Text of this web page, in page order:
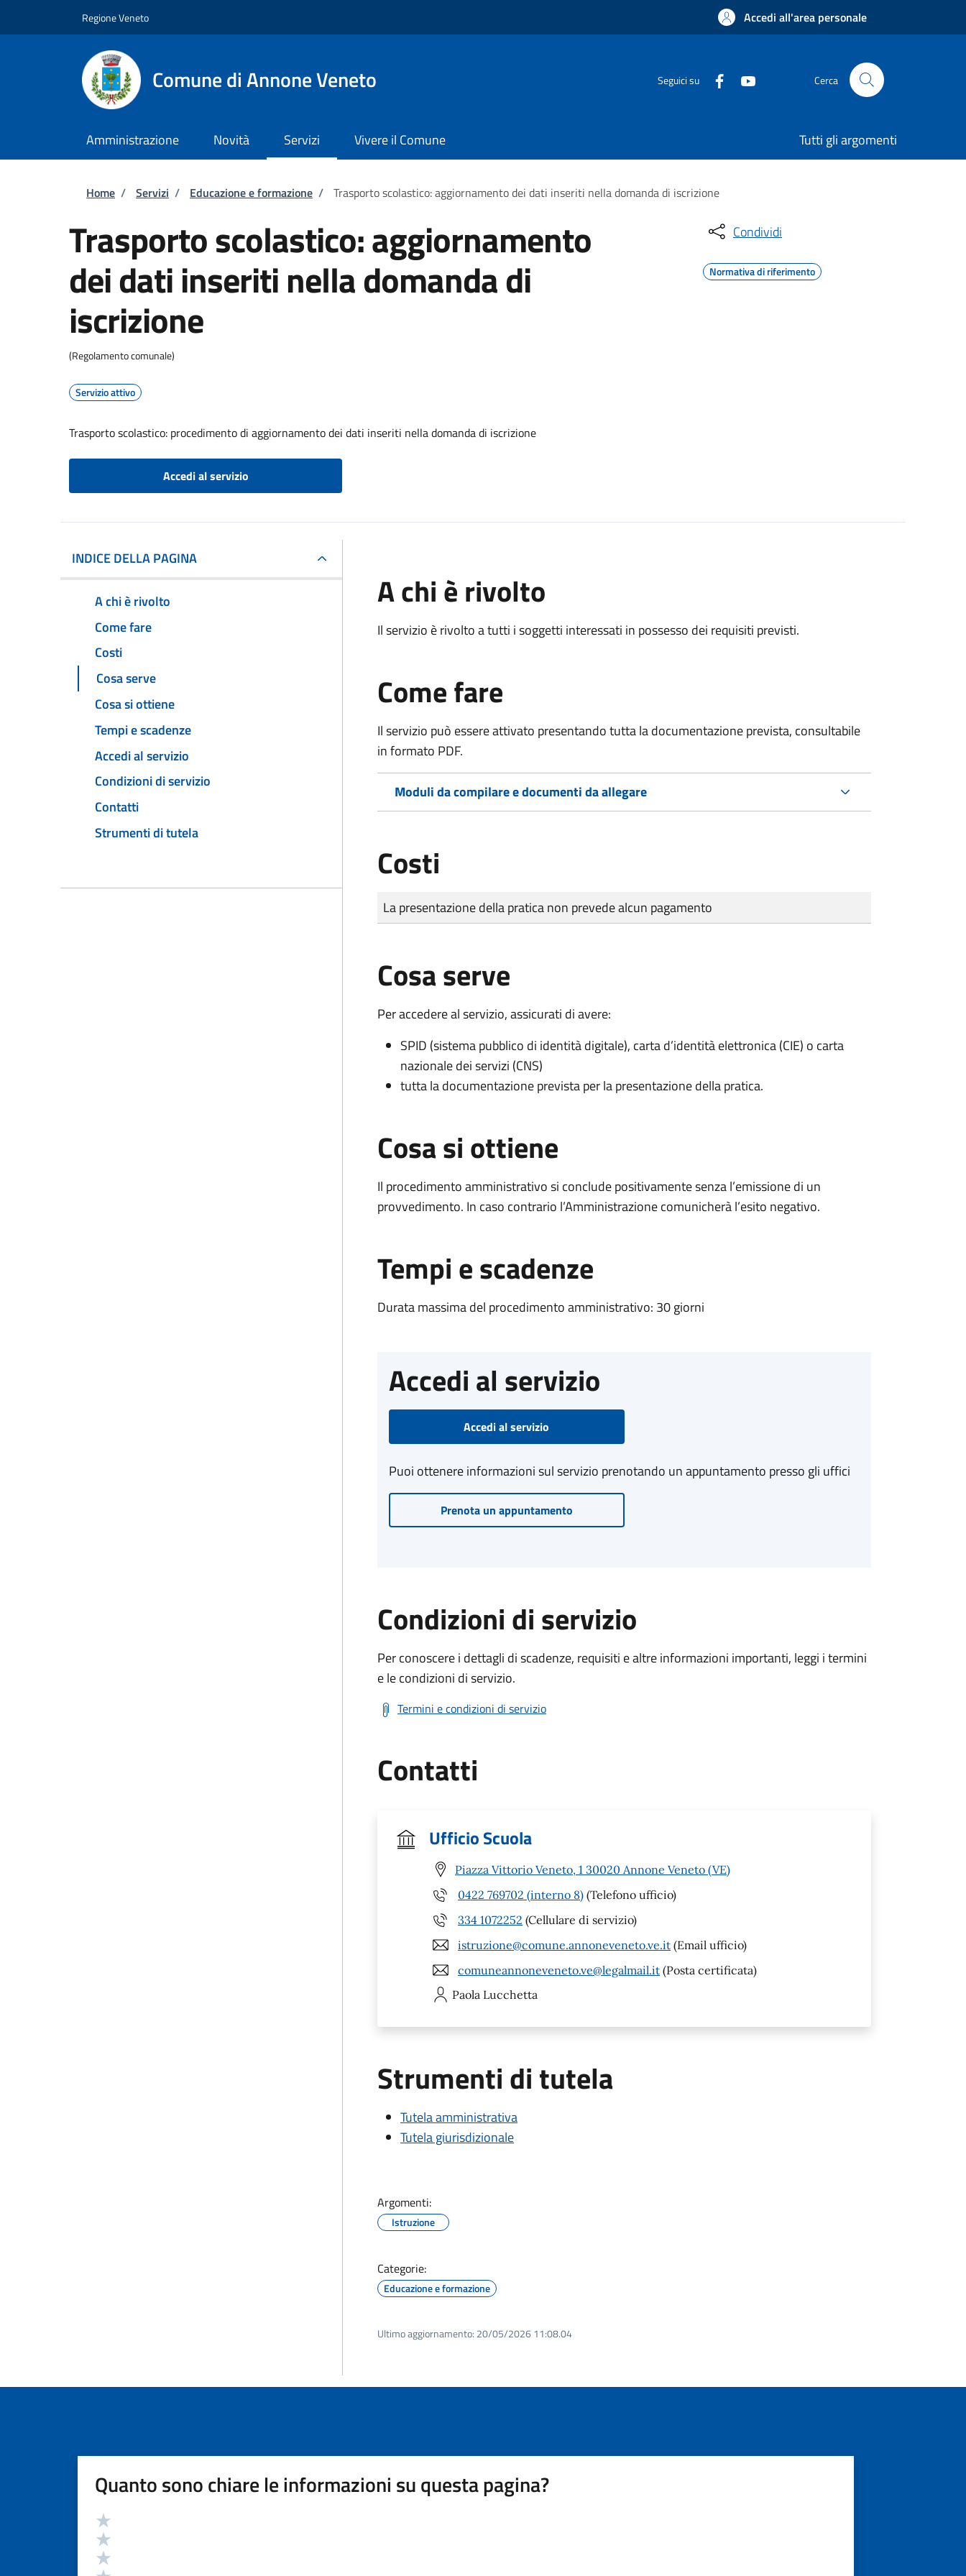
Regione Veneto Accedi all'area personale
Comune di Annone Veneto Seguici su Cerca
Amministrazione Novità Servizi Vivere il Comune Tutti gli argomenti
Briciole di pane
Home / Servizi / Educazione e formazione / Trasporto scolastico: aggiornamento dei dati inseriti nella domanda di iscrizione
Trasporto scolastico: aggiornamento
dei dati inseriti nella domanda di
iscrizione
(Regolamento comunale)
Servizio attivo
Trasporto scolastico: procedimento di aggiornamento dei dati inseriti nella domanda di iscrizione
Accedi al servizio
Condividi
Normativa di riferimento
INDICE DELLA PAGINA
A chi è rivolto
Come fare
Costi
Cosa serve
Cosa si ottiene
Tempi e scadenze
Accedi al servizio
Condizioni di servizio
Contatti
Strumenti di tutela
A chi è rivolto
Il servizio è rivolto a tutti i soggetti interessati in possesso dei requisiti previsti.
Come fare
Il servizio può essere attivato presentando tutta la documentazione prevista, consultabile
in formato PDF.
Moduli da compilare e documenti da allegare
Costi
Tipo di pagamento
Importo
La presentazione della pratica non prevede alcun pagamento
Cosa serve
Per accedere al servizio, assicurati di avere:
SPID (sistema pubblico di identità digitale), carta d’identità elettronica (CIE) o carta
nazionale dei servizi (CNS)
tutta la documentazione prevista per la presentazione della pratica.
Cosa si ottiene
Il procedimento amministrativo si conclude positivamente senza l’emissione di un
provvedimento. In caso contrario l’Amministrazione comunicherà l’esito negativo.
Tempi e scadenze
Durata massima del procedimento amministrativo: 30 giorni
Accedi al servizio
Accedi al servizio
Puoi ottenere informazioni sul servizio prenotando un appuntamento presso gli uffici
Prenota un appuntamento
Condizioni di servizio
Per conoscere i dettagli di scadenze, requisiti e altre informazioni importanti, leggi i termini
e le condizioni di servizio.
Termini e condizioni di servizio
Contatti
Ufficio Scuola
Piazza Vittorio Veneto, 1 30020 Annone Veneto (VE)
0422 769702 (interno 8) (Telefono ufficio)
334 1072252 (Cellulare di servizio)
istruzione@comune.annoneveneto.ve.it (Email ufficio)
comuneannoneveneto.ve@legalmail.it (Posta certificata)
Paola Lucchetta
Strumenti di tutela
Tutela amministrativa
Tutela giurisdizionale
Argomenti:
Istruzione
Categorie:
Educazione e formazione
Ultimo aggiornamento: 20/05/2026 11:08.04
Quanto sono chiare le informazioni su questa pagina?
Valutazione